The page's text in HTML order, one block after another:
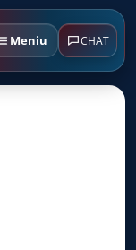
Meniu CHAT